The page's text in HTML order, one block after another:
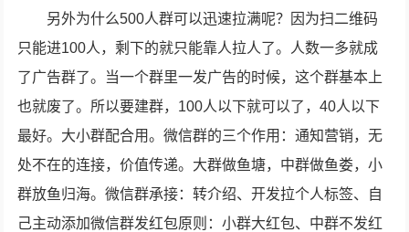
另外为什么500人群可以迅速拉满呢？因为扫二维码
只能进100人，剩下的就只能靠人拉人了。人数一多就成
了广告群了。当一个群里一发广告的时候，这个群基本上
也就废了。所以要建群，100人以下就可以了，40人以下
最好。大小群配合用。微信群的三个作用：通知营销，无
处不在的连接，价值传递。大群做鱼塘，中群做鱼娄，小
群放鱼归海。微信群承接：转介绍、开发拉个人标签、自
己主动添加微信群发红包原则：小群大红包、中群不发红